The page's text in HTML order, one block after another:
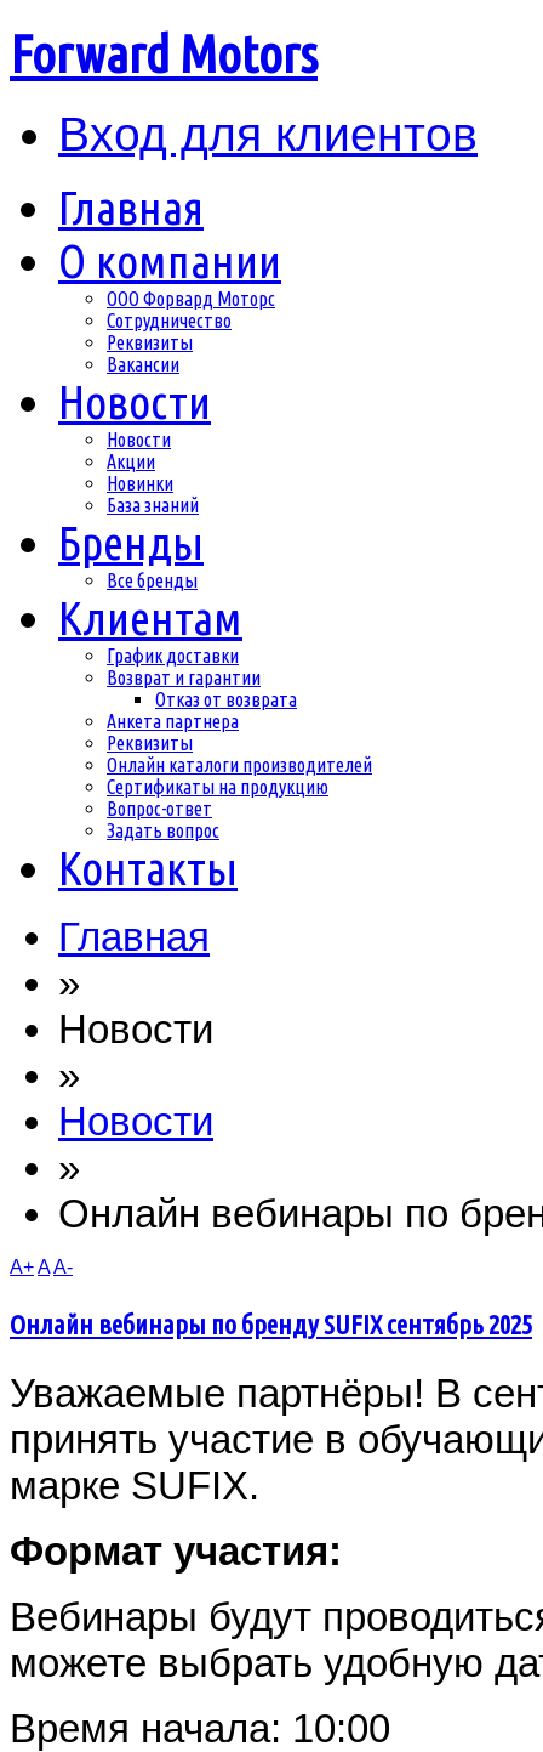
Forward Motors
Вход для клиентов
Главная
О компании
ООО Форвард Моторс
Сотрудничество
Реквизиты
Вакансии
Новости
Новости
Акции
Новинки
База знаний
Бренды
Все бренды
Клиентам
График доставки
Возврат и гарантии
Отказ от возврата
Анкета партнера
Реквизиты
Онлайн каталоги производителей
Сертификаты на продукцию
Вопрос-ответ
Задать вопрос
Контакты
Главная
»
Новости
»
Новости
»
Онлайн вебинары по
A+AA-
Онлайн вебинары по бренду SUFIX cентябрь 2025
Уважаемые партнёры! В
принять участие в
марке SUFIX.
Формат участия:
Вебинары будут
можете выбрать удобную
Время начала: 10:00